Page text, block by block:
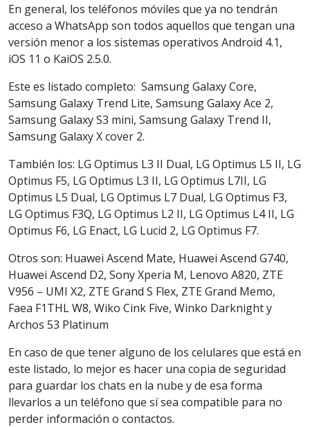
En general, los teléfonos móviles que ya no tendrán
acceso a WhatsApp son todos aquellos que tengan una
versión menor a los sistemas operativos Android 4.1,
iOS 11 o KaiOS 2.5.0.
Este es listado completo: Samsung Galaxy Core,
Samsung Galaxy Trend Lite, Samsung Galaxy Ace 2,
Samsung Galaxy S3 mini, Samsung Galaxy Trend II,
Samsung Galaxy X cover 2.
También los: LG Optimus L3 II Dual, LG Optimus L5 II, LG
Optimus F5, LG Optimus L3 II, LG Optimus L7II, LG
Optimus L5 Dual, LG Optimus L7 Dual, LG Optimus F3,
LG Optimus F3Q, LG Optimus L2 II, LG Optimus L4 II, LG
Optimus F6, LG Enact, LG Lucid 2, LG Optimus F7.
Otros son: Huawei Ascend Mate, Huawei Ascend G740,
Huawei Ascend D2, Sony Xperia M, Lenovo A820, ZTE
V956 – UMI X2, ZTE Grand S Flex, ZTE Grand Memo,
Faea F1THL W8, Wiko Cink Five, Winko Darknight y
Archos 53 Platinum
En caso de que tener alguno de los celulares que está en
este listado, lo mejor es hacer una copia de seguridad
para guardar los chats en la nube y de esa forma
llevarlos a un teléfono que sí sea compatible para no
perder información o contactos.